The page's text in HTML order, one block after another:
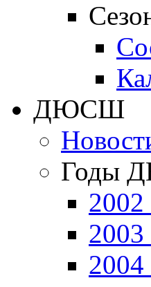
ДЮСШ
Годы
2002
2003
2004